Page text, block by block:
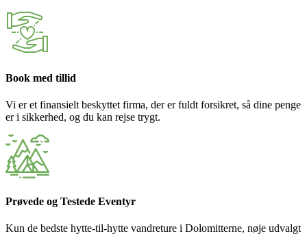
Book med tillid
Vi er et finansielt beskyttet firma, der er fuldt forsikret, så dine penge
er i sikkerhed, og du kan rejse trygt.
Prøvede og Testede Eventyr
Kun de bedste hytte-til-hytte vandreture i Dolomitterne, nøje udvalgt